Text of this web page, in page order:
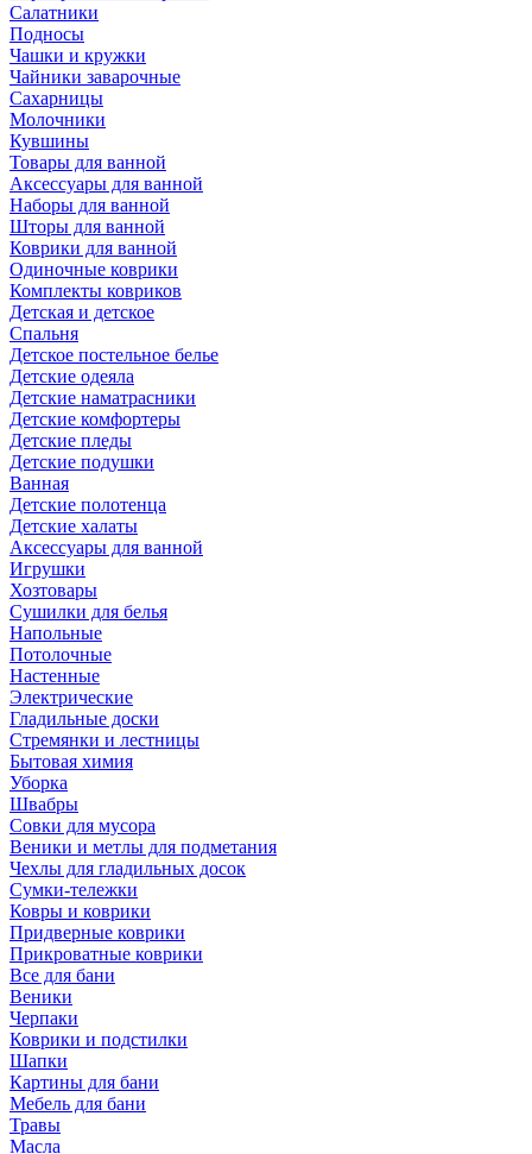
Салатники
Подносы
Чашки и кружки
Чайники заварочные
Сахарницы
Молочники
Кувшины
Товары для ванной
Аксессуары для ванной
Наборы для ванной
Шторы для ванной
Коврики для ванной
Одиночные коврики
Комплекты ковриков
Детская и детское
Спальня
Детское постельное белье
Детские одеяла
Детские наматрасники
Детские комфортеры
Детские пледы
Детские подушки
Ванная
Детские полотенца
Детские халаты
Аксессуары для ванной
Игрушки
Хозтовары
Сушилки для белья
Напольные
Потолочные
Настенные
Электрические
Гладильные доски
Стремянки и лестницы
Бытовая химия
Уборка
Швабры
Совки для мусора
Веники и метлы для подметания
Чехлы для гладильных досок
Сумки-тележки
Ковры и коврики
Придверные коврики
Прикроватные коврики
Все для бани
Веники
Черпаки
Коврики и подстилки
Шапки
Картины для бани
Мебель для бани
Травы
Масла